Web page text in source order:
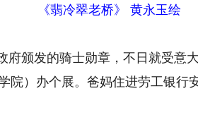
《翡冷翠老桥》 黄永玉绘
颁发的骑士勋章，不日就受意
院）办个展。爸妈住进劳工银